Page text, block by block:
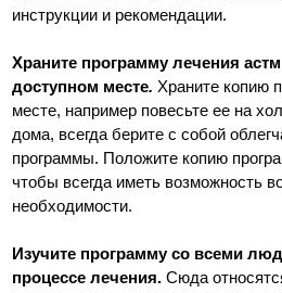
инструкции и рекомендации.
Храните программу лечения
доступном месте.Храните копию
месте, например повесьте ее на
дома, всегда берите с собой
программы. Положите копию
чтобы всегда иметь возможность
необходимости.
Изучите программу со всеми
процессе лечения.Сюда